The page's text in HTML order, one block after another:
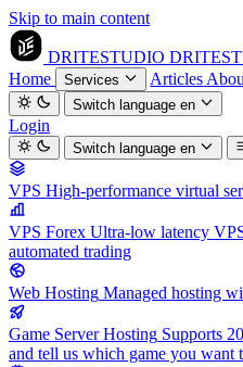
Skip to main content
DRITESTUDIO
Home
Services Articles
Switch languageen
Login
Switch languageen
VPS High-performance virtual
VPS Forex Ultra-low latency
automated trading
Web Hosting Managed hosting
Game Server Hosting Supports
and tell us which game you want